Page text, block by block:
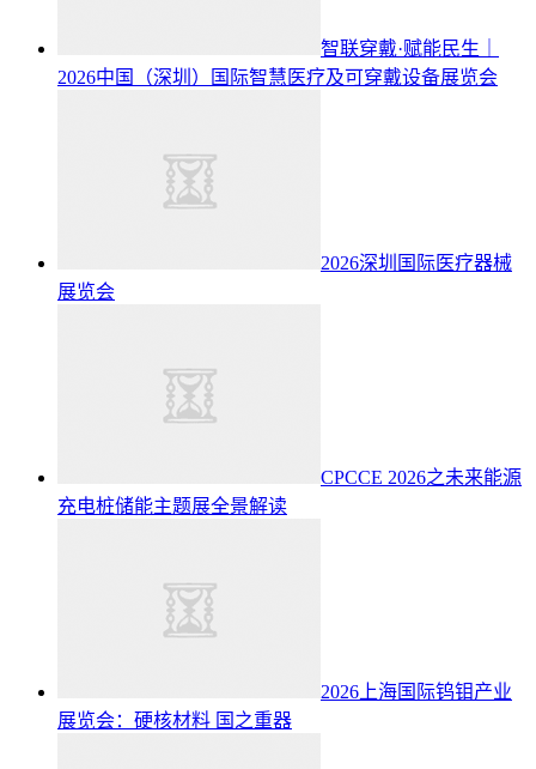
智联穿戴·赋能民生｜
2026中国（深圳）国际智慧医疗及可穿戴设备展览会
2026深圳国际医疗器械
展览会
CPCCE 2026之未来能源
充电桩储能主题展全景解读
2026上海国际钨钼产业
展览会：硬核材料 国之重器